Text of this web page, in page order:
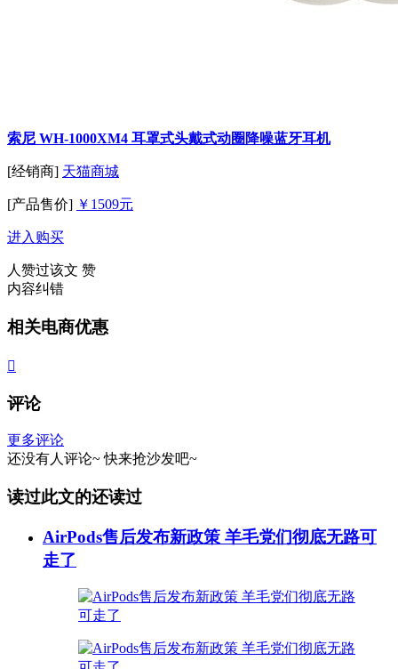
索尼 WH-1000XM4 耳罩式头戴式动圈降噪蓝牙耳机
[经销商] 天猫商城
[产品售价] ￥1509元
进入购买
人赞过该文 赞
内容纠错
相关电商优惠

评论
更多评论
还没有人评论~ 快来抢沙发吧~
读过此文的还读过
AirPods售后发布新政策 羊毛党们彻底无路可
走了